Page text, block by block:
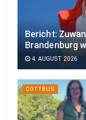
Bericht:
Brandenburg
4. AUGUST 2026
COTTBUS